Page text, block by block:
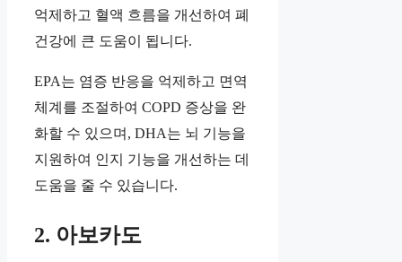
억제하고 혈액 흐름을 개선하여 폐
건강에 큰 도움이 됩니다.
EPA는 염증 반응을 억제하고 면역
체계를 조절하여 COPD 증상을 완
화할 수 있으며, DHA는 뇌 기능을
지원하여 인지 기능을 개선하는 데
도움을 줄 수 있습니다.
2. 아보카도